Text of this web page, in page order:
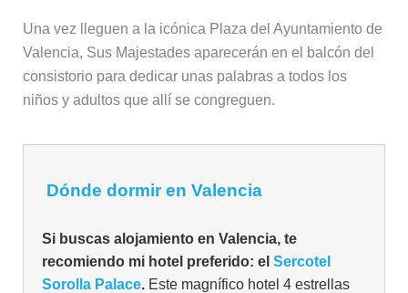
Una vez lleguen a la icónica Plaza del Ayuntamiento de
Valencia, Sus Majestades aparecerán en el balcón del
consistorio para dedicar unas palabras a todos los
niños y adultos que allí se congreguen.
Dónde dormir en Valencia
Si buscas alojamiento en Valencia, te
recomiendo mi hotel preferido: el Sercotel
Sorolla Palace.Este magnífico hotel 4 estrellas